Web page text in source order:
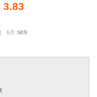
3.83
6月:509